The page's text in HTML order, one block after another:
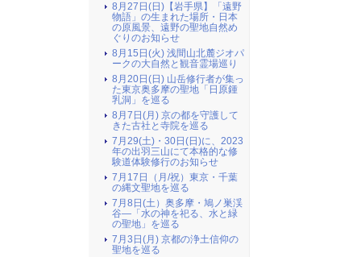
8月27日(日)【岩手県】「遠野
物語」の生まれた場所・日本
の原風景、遠野の聖地自然め
ぐりのお知らせ
8月15日(火) 浅間山北麓ジオパ
ークの大自然と観音霊場巡り
8月20日(日) 山岳修行者が集っ
た東京奥多摩の聖地「日原鍾
乳洞」を巡る
8月7日(月) 京の都を守護して
きた古社と寺院を巡る
7月29(土)・30日(日)に、2023
年の出羽三山にて本格的な修
験道体験修行のお知らせ
7月17日（月/祝）東京・千葉
の縄文聖地を巡る
7月8日(土）奥多摩・鳩ノ巣渓
谷―「水の神を祀る、水と緑
の聖地」を巡る
7月3日(月) 京都の浄土信仰の
聖地を巡る